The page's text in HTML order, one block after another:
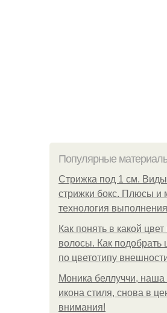
Популярные
Стрижка под 1 см.
стрижки бокс. Плюсы и
технология выполнения
Как понять в какой цвет
волосы. Как подобрать
по цветотипу
Моника беллуччи, наша
икона стиля, снова в
внимания!